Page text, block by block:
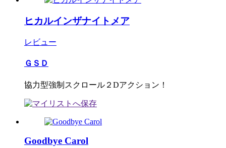
ヒカルインザナイトメア
レビュー
ＧＳＤ
協力型強制スクロール２Dアクション！
Goodbye Carol